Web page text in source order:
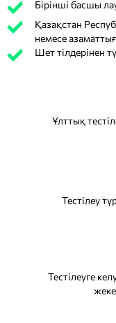
Бірінші басшы
Қазақстан
немесе
Шет тілдерінен
Ұлттық
Тестілеу
Тестілеуге
жеке